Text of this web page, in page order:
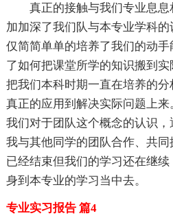
真正的接触与我们专业息
加加深了我们队与本专业学科
仅简简单单的培养了我们的动
了如何把课堂所学的知识搬到实
把我们本科时期一直在培养的
真正的应用到解决实际问题上
我们对于团队这个概念的认识
我与其他同学的团队合作、共
已经结束但我们的学习还在继
身到本专业的学习当中去。
专业实习报告 篇4